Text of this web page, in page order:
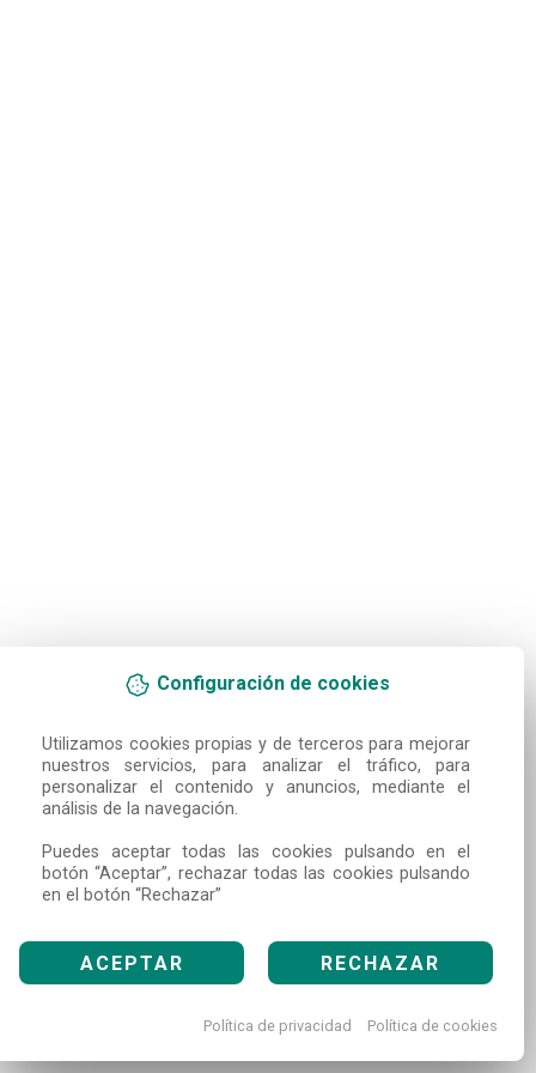
Configuración de cookies
Utilizamos cookies propias y de terceros para mejorar
nuestros servicios, para analizar el tráfico, para
personalizar el contenido y anuncios, mediante el
análisis de la navegación.
Puedes aceptar todas las cookies pulsando en el
botón “Aceptar”, rechazar todas las cookies pulsando
en el botón “Rechazar”
ACEPTAR RECHAZAR
Política de privacidad Política de cookies